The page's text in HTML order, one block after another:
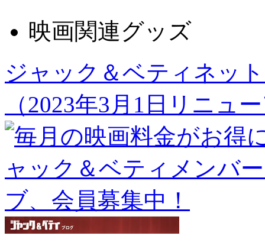
映画関連グッズ
ジャック＆ベティネッ
（2023年3月1日リニュ